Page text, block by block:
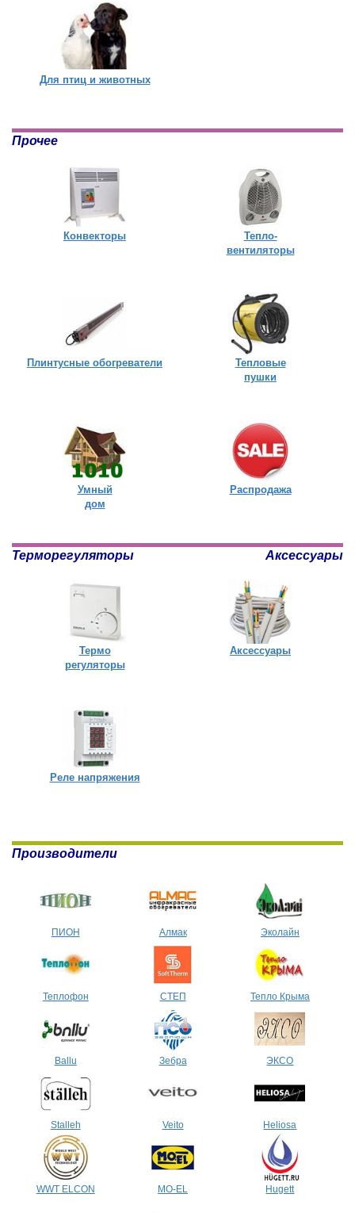
Для птиц и животных
Прочее
Конвекторы
Тепло-
вентиляторы
Плинтусные обогреватели
Тепловые
пушки
Умный
дом
Распродажа
Терморегуляторы Аксессуары
Термо
регуляторы
Аксессуары
Реле напряжения
Производители
ПИОН Алмак Эколайн
Теплофон СТЕП Тепло Крыма
Ballu Зебра ЭКСО
Stalleh Veito Heliosa
WWT ELCON MO-EL Hugett